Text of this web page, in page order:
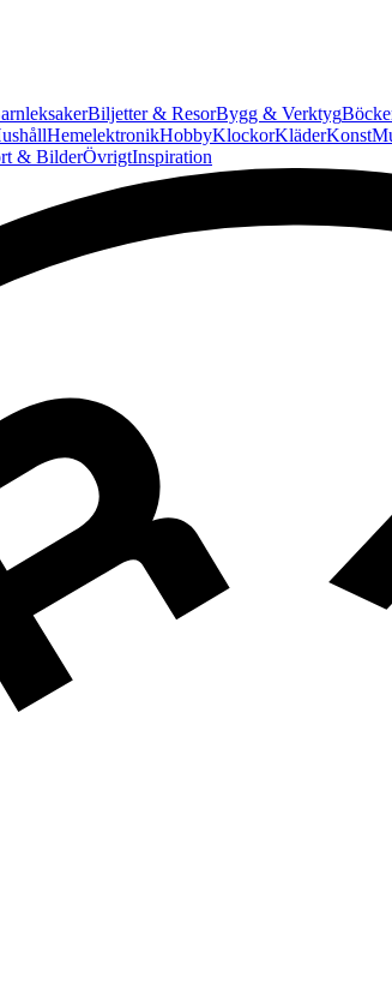
Biljetter & ResorBygg & Verktyg
HemelektronikHobbyKlockorKläderKonst
& BilderÖvrigtInspiration